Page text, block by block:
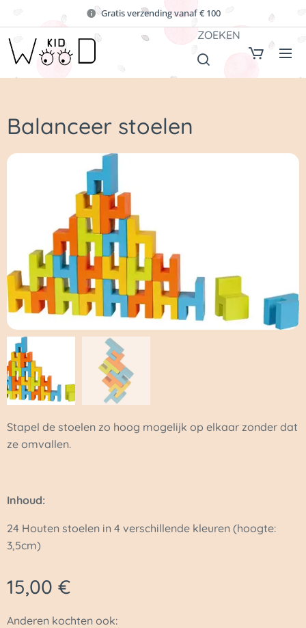
Gratis verzending vanaf € 100
ZOEKEN
Balanceer stoelen
Stapel de stoelen zo hoog mogelijk op elkaar zonder dat
ze omvallen.
Inhoud:
24 Houten stoelen in 4 verschillende kleuren (hoogte:
3,5cm)
15,00 €
Anderen kochten ook: